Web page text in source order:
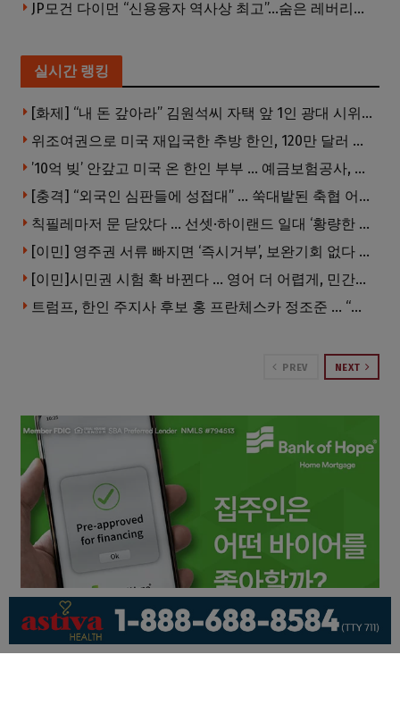
JP모건 다이먼 “신용융자 역사상 최고”…숨은 레버리지 경고
실시간 랭킹
[화제] “내 돈 갚아라” 김원석씨 자택 앞 1인 광대 시위 … 한인 투자사, “108만 달러 못받아”
위조여권으로 미국 재입국한 추방 한인, 120만 달러 은행 사기 행각
’10억 빚’ 안갚고 미국 온 한인 부부 … 예금보험공사, 미국서 소송
[충격] “외국인 심판들에 성접대” … 쑥대밭된 축협 어디까지 추락하나
칙필레마저 문 닫았다 … 선셋·하이랜드 일대 ‘황량한 거리’로
[이민] 영주권 서류 빠지면 ‘즉시거부’, 보완기회 없다 … 이민심사 8월부터 확 바뀐다
[이민]시민권 시험 확 바뀐다 … 영어 더 어렵게, 민간시험 도입 추진
트럼프, 한인 주지사 후보 홍 프란체스카 정조준 … “미치광이다”
PREV NEXT